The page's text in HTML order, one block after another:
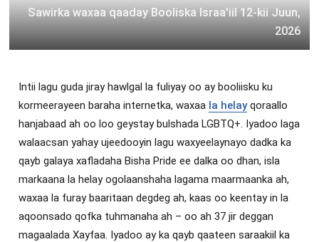
Sawirka waxaa qaaday Booliska Israa'iil 12-kii Juun,
2026
Intii lagu guda jiray hawlgal la fuliyay oo ay booliisku ku
kormeerayeen baraha internetka, waxaa la helayqoraallo
hanjabaad ah oo loo geystay bulshada LGBTQ+. Iyadoo laga
walaacsan yahay ujeedooyin lagu waxyeelaynayo dadka ka
qayb galaya xafladaha Bisha Pride ee dalka oo dhan, isla
markaana la helay ogolaanshaha lagama maarmaanka ah,
waxaa la furay baaritaan degdeg ah, kaas oo keentay in la
aqoonsado qofka tuhmanaha ah – oo ah 37 jir deggan
magaalada Xayfaa. Iyadoo ay ka qayb qaateen saraakiil ka